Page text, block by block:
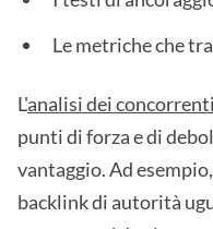
Le metriche che
L'analisi dei concorrenti
punti di forza e di
vantaggio. Ad
backlink di autorità